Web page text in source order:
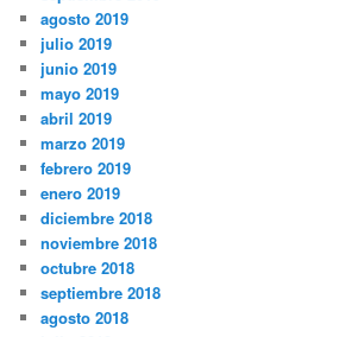
agosto 2019
julio 2019
junio 2019
mayo 2019
abril 2019
marzo 2019
febrero 2019
enero 2019
diciembre 2018
noviembre 2018
octubre 2018
septiembre 2018
agosto 2018